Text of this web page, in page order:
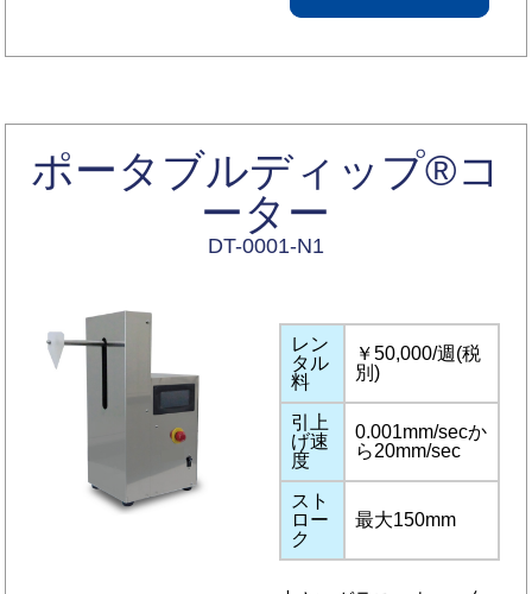
ポータブルディップ®コ
ーター
DT-0001-N1
レン
タル
料
￥50,000/週(税
別)
引上
げ速
度
0.001mm/secか
ら20mm/sec
スト
ロー
ク
最大150mm